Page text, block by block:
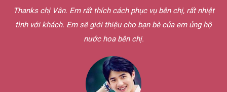
Hôm qua em nhận được nước hoa rồi ạ. Shipper bên chị lịch
sự và dễ thương quá chừng. Mẫu thử chị gửi em mùi rất hay.
Dịch vụ bên chị tốt quá. Nếu có nhu cầu em sẽ ủng hộ bên chị